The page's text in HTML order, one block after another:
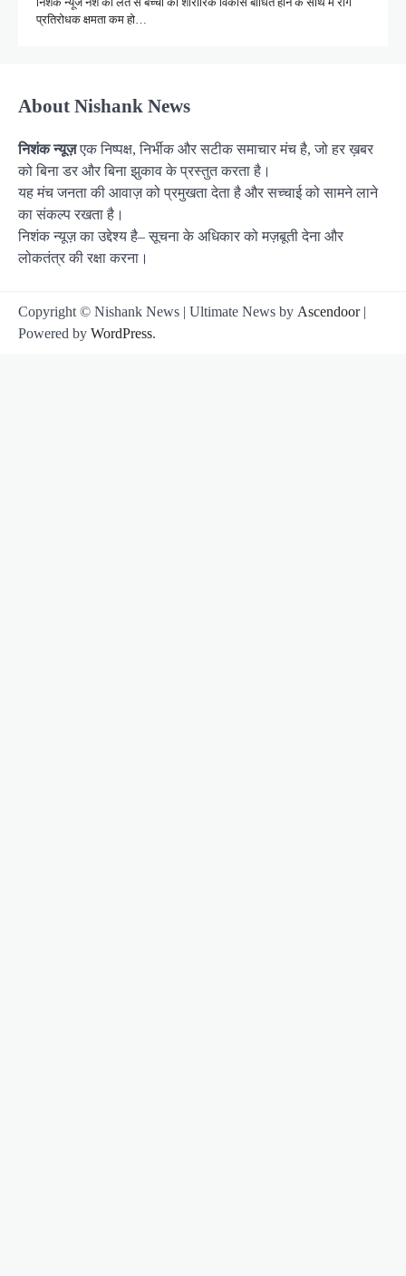
प्रतिरोधक क्षमता कम हो…
About Nishank News
निशंक न्यूज़एक निष्पक्ष, निर्भीक और सटीक समाचार मंच है, जो हर ख़बर
को बिना डर और बिना झुकाव के प्रस्तुत करता है।
यह मंच जनता की आवाज़ को प्रमुखता देता है और सच्चाई को सामने लाने
का संकल्प रखता है।
निशंक न्यूज़ का उद्देश्य है– सूचना के अधिकार को मज़बूती देना और
लोकतंत्र की रक्षा करना।
Copyright © Nishank News | Ultimate News by Ascendoor|
Powered by WordPress.